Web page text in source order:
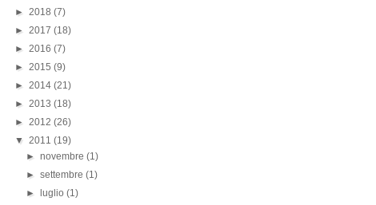
► 2018 (7)
► 2017 (18)
► 2016 (7)
► 2015 (9)
► 2014 (21)
► 2013 (18)
► 2012 (26)
▼ 2011 (19)
►novembre(1)
►settembre(1)
►
luglio(1)